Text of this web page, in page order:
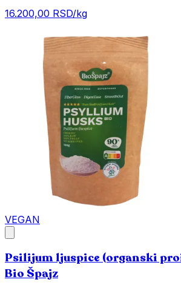
16.200,00 RSD/kg
VEGAN
Psilijum ljuspice (organski
Bio Špajz